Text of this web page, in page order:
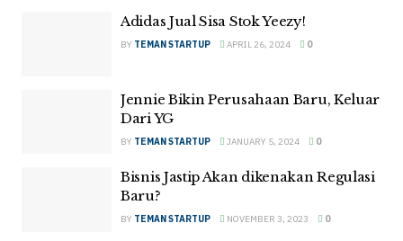
Adidas Jual Sisa Stok Yeezy!
BY TEMAN STARTUP APRIL 26, 2024 0
Jennie Bikin Perusahaan Baru, Keluar
Dari YG
BY TEMAN STARTUP JANUARY 5, 2024 0
Bisnis Jastip Akan dikenakan Regulasi
Baru?
BY TEMAN STARTUP NOVEMBER 3, 2023 0